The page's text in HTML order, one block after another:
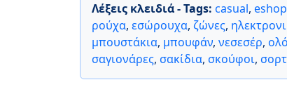
Λέξεις κλειδιά - Tags: casual, eshop
ρούχα, εσώρουχα, ζώνες,
μπουστάκια, μπουφάν, νεσεσέρ,
σαγιονάρες, σακίδια, σκούφοι,